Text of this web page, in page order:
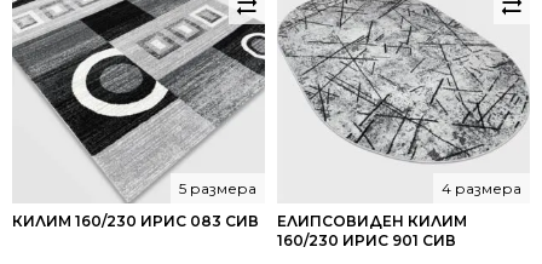
КИЛИМ 160/230 ИРИС 083 СИВ
5 размера
ЕЛИПСОВИДЕН КИЛИМ
160/230 ИРИС 901 СИВ
4 размера